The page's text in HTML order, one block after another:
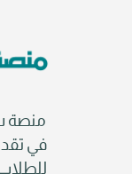
منصة
في
للطلاب